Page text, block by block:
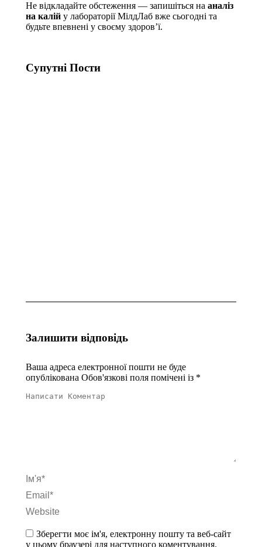
Не відкладайте обстеження — запишіться на аналіз
на калій у лабораторії МілдЛаб вже сьогодні та
будьте впевнені у своєму здоров’ї.
Супутні Поcти
Залишити відповідь
Ваша адреса електронної пошти не буде
опублікована Обов'язкові поля помічені із *
Написати Коментар
Ім'я *
Email *
Website
Зберегти моє ім'я, електронну пошту та веб-сайт
у цьому браузері для наступного коментування.